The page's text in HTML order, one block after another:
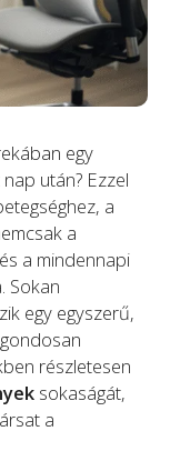
egy
után? Ezzel
a
a
a mindennapi
Sokan
egy egyszerű,
részletesen
sokaságát,
a